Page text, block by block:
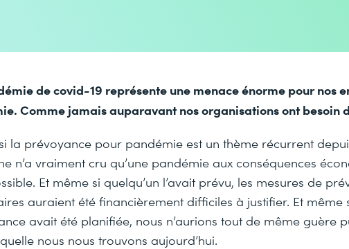
de covid-19 représente une menace énorme pour nos
Comme jamais auparavant nos organisations ont besoin
la prévoyance pour pandémie est un thème récurrent
n’a vraiment cru qu’une pandémie aux conséquences
Et même si quelqu’un l’avait prévu, les mesures de
auraient été financièrement difficiles à justifier. Et même
avait été planifiée, nous n’aurions tout de même guère
nous nous trouvons aujourd’hui.